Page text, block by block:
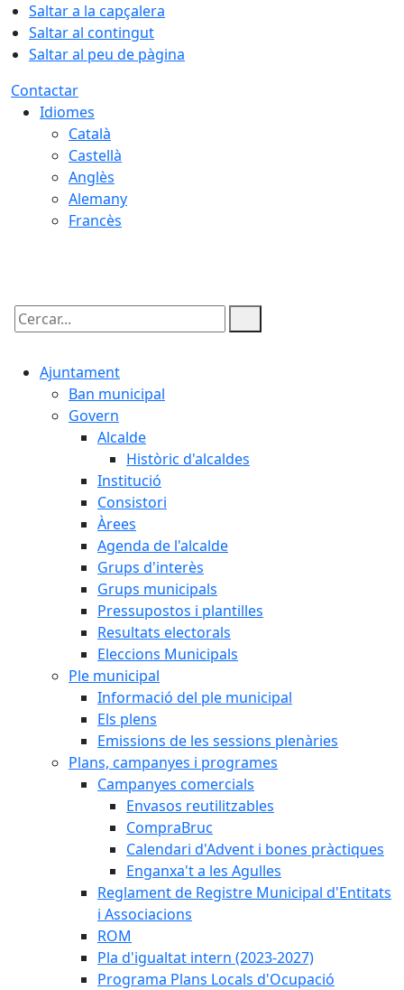
Saltar a la capçalera
Saltar al contingut
Saltar al peu de pàgina
Contactar
Idiomes
Català
Castellà
Anglès
Alemany
Francès
Cercar:
Ajuntament
Ban municipal
Govern
Alcalde
Històric d'alcaldes
Institució
Consistori
Àrees
Agenda de l'alcalde
Grups d'interès
Grups municipals
Pressupostos i plantilles
Resultats electorals
Eleccions Municipals
Ple municipal
Informació del ple municipal
Els plens
Emissions de les sessions plenàries
Plans, campanyes i programes
Campanyes comercials
Envasos reutilitzables
CompraBruc
Calendari d'Advent i bones pràctiques
Enganxa't a les Agulles
Reglament de Registre Municipal d'Entitats
i Associacions
ROM
Pla d'igualtat intern (2023-2027)
Programa Plans Locals d'Ocupació